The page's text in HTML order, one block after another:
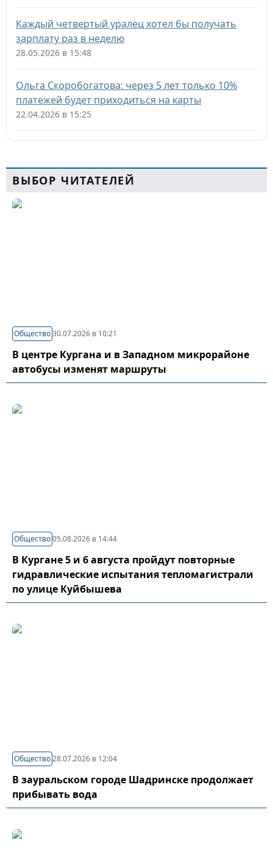
Каждый четвертый уралец хотел бы получать
зарплату раз в неделю
28.05.2026 в 15:48
Ольга Скоробогатова: через 5 лет только 10%
платежей будет приходиться на карты
22.04.2026 в 15:25
ВЫБОР ЧИТАТЕЛЕЙ
Общество30.07.2026 в 10:21
В центре Кургана и в Западном микрорайоне
автобусы изменят маршруты
Общество05.08.2026 в 14:44
В Кургане 5 и 6 августа пройдут повторные
гидравлические испытания тепломагистрали
по улице Куйбышева
Общество28.07.2026 в 12:04
В зауральском городе Шадринске продолжает
прибывать вода